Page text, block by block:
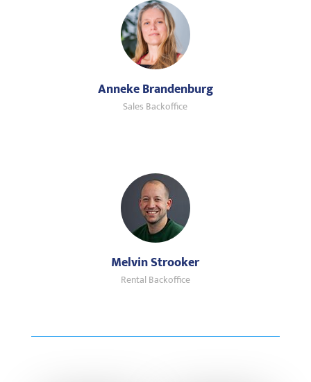
Anneke Brandenburg
Sales Backoffice
Melvin Strooker
Rental Backoffice